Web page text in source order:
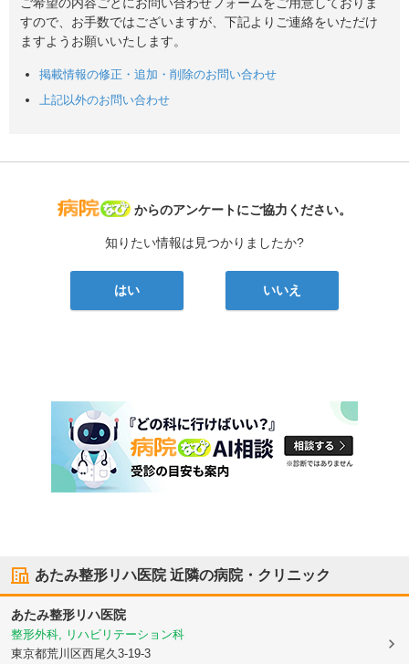
すので、お手数ではございますが、下記よりご連絡をいただけ
ますようお願いいたします。
掲載情報の修正・追加・削除のお問い合わせ
上記以外のお問い合わせ
病院なび
からのアンケートにご協力ください。
知りたい情報は見つかりましたか?
はい いいえ
あたみ整形リハ医院近隣の病院・クリニック
あたみ整形リハ医院
整形外科, リハビリテーション科
東京都荒川区西尾久3-19-3